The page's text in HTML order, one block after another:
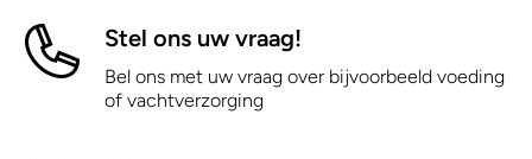
Stel ons uw vraag!
Bel ons met uw vraag over bijvoorbeeld voeding
of vachtverzorging